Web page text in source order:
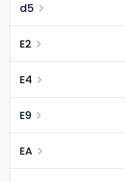
d5
E2
E4
E9
EA